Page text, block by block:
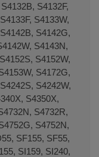
S4132F,
S4133W,
S4142G,
S4143N,
S4152W,
S4172G,
S4242W,
S4350X,
S4732R,
S4752N,
SF155, SF55,
SI159, SI240,